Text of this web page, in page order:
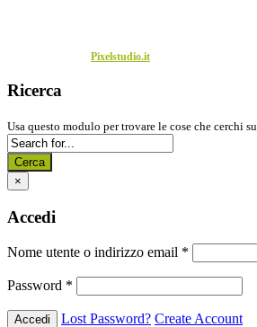
Pixelstudio.it
Ricerca
Usa questo modulo per trovare le cose che cerchi
Cerca
×
Accedi
Nome utente o indirizzo email *
Password *
Lost Password? Create Account